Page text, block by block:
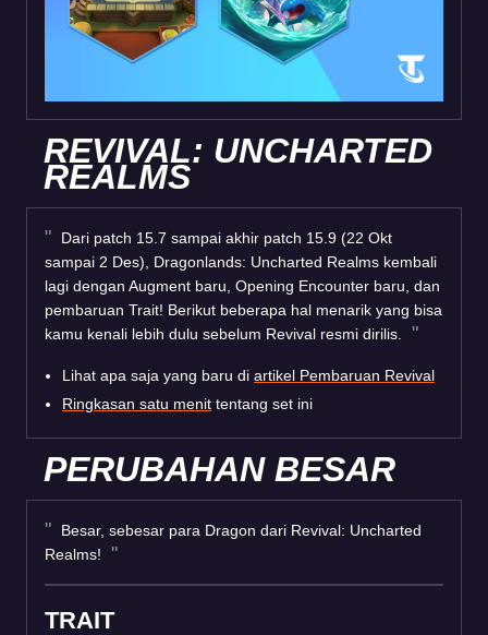
REVIVAL: UNCHARTED
REALMS
Dari patch 15.7 sampai akhir patch 15.9 (22 Okt
sampai 2 Des), Dragonlands: Uncharted Realms kembali
lagi dengan Augment baru, Opening Encounter baru, dan
pembaruan Trait! Berikut beberapa hal menarik yang bisa
kamu kenali lebih dulu sebelum Revival resmi dirilis.
Lihat apa saja yang baru di artikel Pembaruan Revival
Ringkasan satu menit tentang set ini
PERUBAHAN BESAR
Besar, sebesar para Dragon dari Revival: Uncharted
Realms!
TRAIT